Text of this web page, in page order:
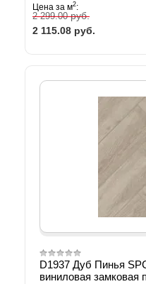
Цена за м2:
2 299.00руб.
2 115.08 руб.
D1937 Дуб Пинья
виниловая замковая